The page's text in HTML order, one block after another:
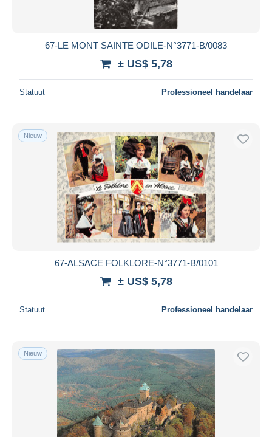
67-LE MONT SAINTE ODILE-N°3771-B/0083
± US$ 5,78
Statuut Professioneel handelaar
Nieuw
67-ALSACE FOLKLORE-N°3771-B/0101
± US$ 5,78
Statuut Professioneel handelaar
Nieuw